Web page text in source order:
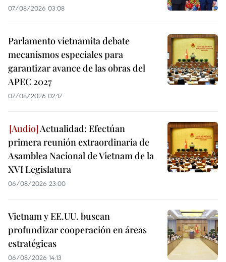
07/08/2026 03:08
Parlamento vietnamita debate
mecanismos especiales para
garantizar avance de las obras del
APEC 2027
07/08/2026 02:17
Actualidad: Efectúan
primera reunión extraordinaria de
Asamblea Nacional de Vietnam de la
XVI Legislatura
06/08/2026 23:00
Vietnam y EE.UU. buscan
profundizar cooperación en áreas
estratégicas
06/08/2026 14:13